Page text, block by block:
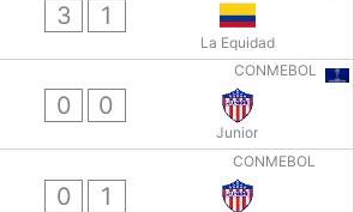
3 1
La Equidad
CONMEBOL
0 0
Junior
CONMEBOL
0 1